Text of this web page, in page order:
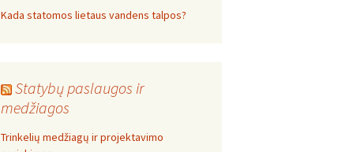
Kada statomos lietaus vandens talpos?
Statybų paslaugos ir
medžiagos
Trinkelių medžiagų ir projektavimo